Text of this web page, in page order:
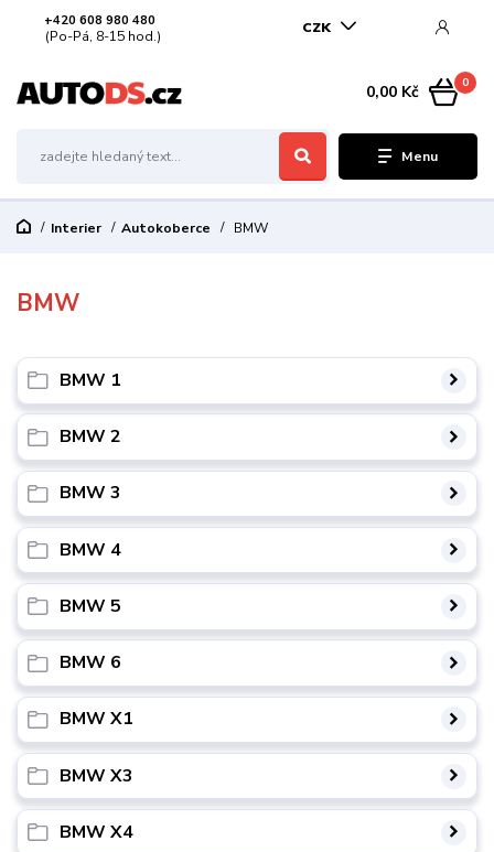
Menu
CZK
+420 608 980 480
(Po-Pá, 8-15 hod.)
0
0,00 Kč
Interier Autokoberce BMW
BMW
BMW 1
BMW 2
BMW 3
BMW 4
BMW 5
BMW 6
BMW X1
BMW X3
BMW X4